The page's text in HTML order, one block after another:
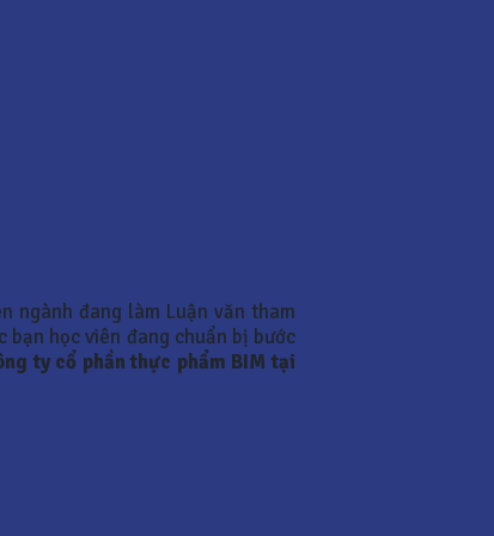
ngành đang làm Luận văn tham
học viên đang chuẩn bị bước
ty cổ phần thực phẩm BIM tại